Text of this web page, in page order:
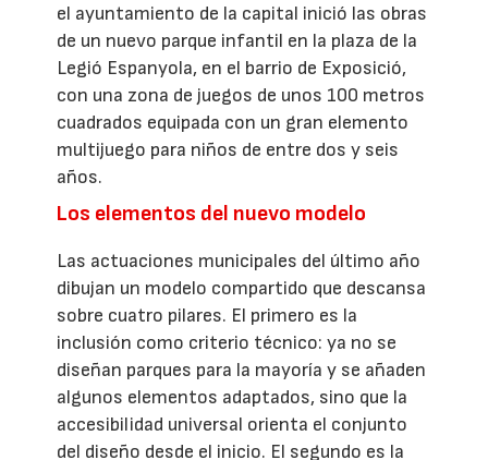
el ayuntamiento de la capital inició las obras
de un nuevo parque infantil en la plaza de la
Legió Espanyola, en el barrio de Exposició,
con una zona de juegos de unos 100 metros
cuadrados equipada con un gran elemento
multijuego para niños de entre dos y seis
años.
Los elementos del nuevo modelo
Las actuaciones municipales del último año
dibujan un modelo compartido que descansa
sobre cuatro pilares. El primero es la
inclusión como criterio técnico: ya no se
diseñan parques para la mayoría y se añaden
algunos elementos adaptados, sino que la
accesibilidad universal orienta el conjunto
del diseño desde el inicio. El segundo es la